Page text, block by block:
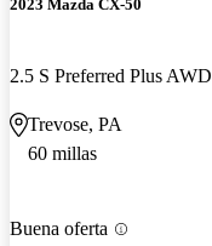
2023 Mazda CX-50
2.5 S Preferred Plus AWD
Trevose, PA
60 millas
Buena oferta